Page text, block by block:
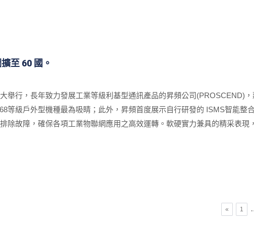
至 60 國。
舉行，長年致力發展工業等級利基型通訊產品的昇頻公司(PROSCEND)
等級戶外型機種最為吸睛；此外，昇頻首度展示自行研發的 ISMS智能整
除故障，確保各項工業物聯網應用之高效運轉。軟硬實力兼具的精采表現
« 1